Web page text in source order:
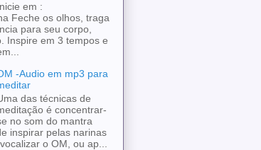
em :
Feche os olhos, traga
para seu corpo,
Inspire em 3 tempos e
-Audio em mp3 para
das técnicas de
é concentrar-
no som do mantra
inspirar pelas narinas
o OM, ou ap...